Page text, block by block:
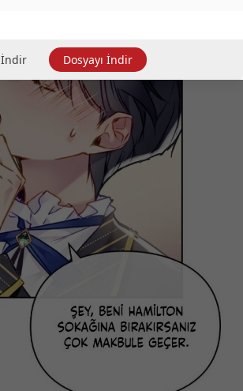
İndir Dosyayı İndir